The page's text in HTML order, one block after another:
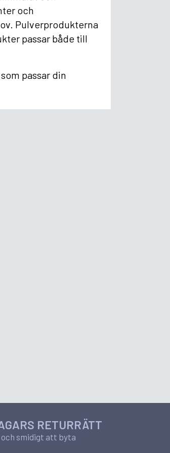
och
Pulverprodukterna
passar både till
passar din
RETURRÄTT
och smidigt att byta